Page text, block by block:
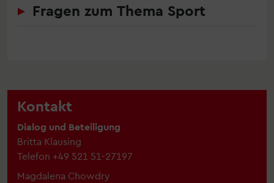
Fragen zum Thema Sport
Kontakt
Dialog und Beteiligung
Britta Klausing
Telefon +49 521 51-27197
Magdalena Chowdry